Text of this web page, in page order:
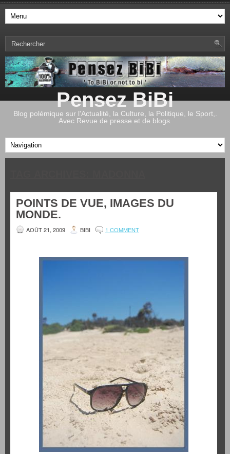
Pensez BiBi
Blog polémique sur l'Actualité, la Culture, la Politique, le Sport,.
Avec Revue de presse et de blogs.
POINTS DE VUE, IMAGES DU
MONDE.
AOÛT 21, 2009 BIBI 1 COMMENT